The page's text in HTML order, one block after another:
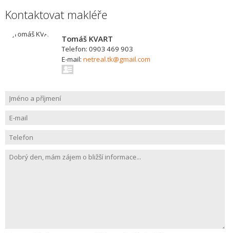
Kontaktovat makléře
Tomáš KVART
Telefon: 0903 469 903
E-mail: netreal.tk@gmail.com